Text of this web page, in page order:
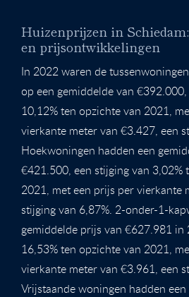
Huizenprijzen in
en prijsontwikkelingen
In 2022 waren de
op een gemiddelde van
10,12% ten opzichte van 2021,
vierkante meter van €3.427, een
Hoekwoningen hadden een
€421.500, een stijging van 3,02%
2021, met een prijs per vierkante
stijging van 6,87%. 2-onder-1-
gemiddelde prijs van €627.981 in
16,53% ten opzichte van 2021,
vierkante meter van €3.961, een
Vrijstaande woningen hadden